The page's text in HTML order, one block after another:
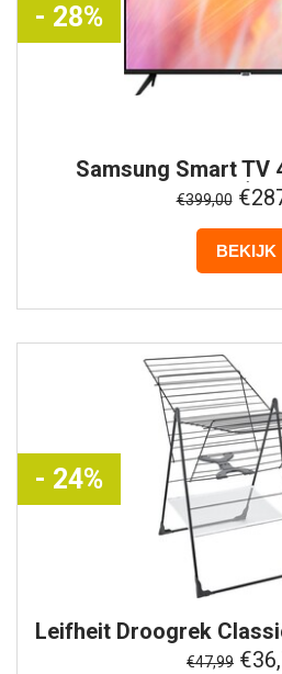
- 28%
Samsung Smart TV
UE43AU7092UXXH
€399,00
BEKIJK
- 24%
Leifheit Droogrek
Zwart
€47,99